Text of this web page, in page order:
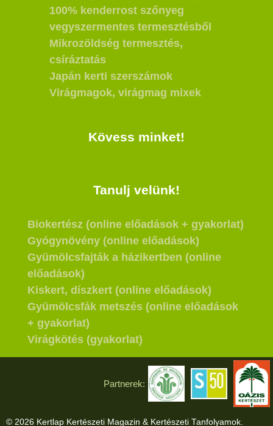
100% kenderrost szőnyeg
vegyszermentes termesztésből
Mikrozöldség termesztés,
csíráztatás
Japán kerti szerszámok
Virágmagok, virágmag mixek
Kövess minket!
Tanulj velünk!
Biokertész (online előadások + gyakorlat)
Gyógynövény (online előadások)
Gyümölcsfajták a házikertben (online
előadások)
Kiskert, díszkert (online előadások)
Gyümölcsfák metszés (online előadások
+ gyakorlat)
Virágkötés (gyakorlat)
Partnerek:
© 2026 Kertlap Kertészeti Magazin & Kertészeti Tanfolyamok.